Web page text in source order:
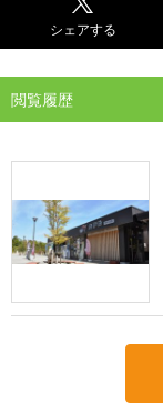
シェアする
閲覧履歴